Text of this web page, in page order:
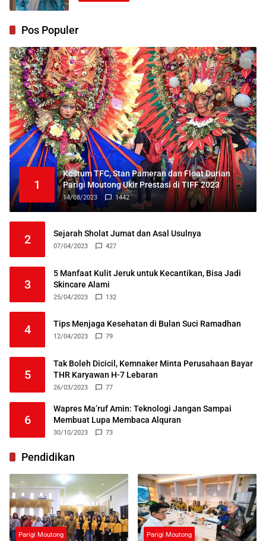
Pos Populer
1
Kostum TFC, Stan Pameran dan Float Durian
Parigi Moutong Ukir Prestasi di TIFF 2023
14/08/2023 1442
2 Sejarah Sholat Jumat dan Asal Usulnya
07/04/2023 427
3
5 Manfaat Kulit Jeruk untuk Kecantikan, Bisa Jadi
Skincare Alami
25/04/2023 132
4 Tips Menjaga Kesehatan di Bulan Suci Ramadhan
12/04/2023 79
5
Tak Boleh Dicicil, Kemnaker Minta Perusahaan Bayar
THR Karyawan H-7 Lebaran
26/03/2023 77
6
Wapres Ma’ruf Amin: Teknologi Jangan Sampai
Membuat Lupa Membaca Alquran
30/10/2023 73
Pendidikan
Parigi Moutong Parigi Moutong